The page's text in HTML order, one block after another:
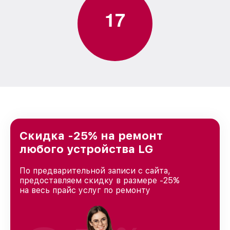
17
Скидка -25% на ремонт
любого устройства LG
По предварительной записи с сайта,
предоставляем скидку в размере -25%
на весь прайс услуг по ремонту